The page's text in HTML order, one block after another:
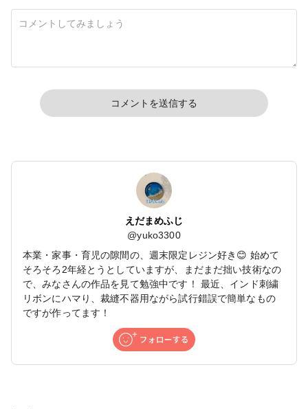
コメントを送信する
えだまめふじ
@yuko3300
本業・家事・育児の隙間の、週末限定レジン好き😊 始めて
そろそろ2年経とうとしていますが、まだまだ拙い技術なの
で、みなさんの作品を見て勉強中です！ 最近、インド刺繍
リボンにハマり、裁縫不器用ながら試行錯誤で簡単なもの
ですが作ってます！